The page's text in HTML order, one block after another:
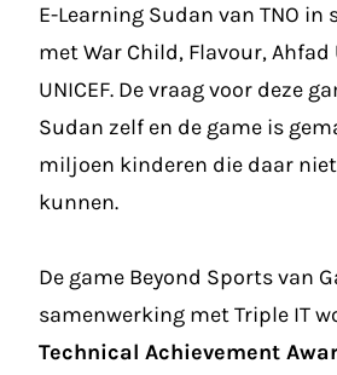
E-Learning Sudan van TNO
met War Child, Flavour,
UNICEF. De vraag voor deze
Sudan zelf en de game is
miljoen kinderen die daar
kunnen.
De game Beyond Sports van
samenwerking met Triple IT
Technical Achievement